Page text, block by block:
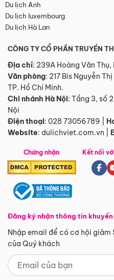
Du lịch Anh
Du lịch luxembourg
Du lịch Hà Lan
CÔNG TY CỔ PHẦN TRUYỀN
Địa chỉ: 239A Hoàng Văn Thụ,
Văn phòng: 217 Bis Nguyễn
TP. Hồ Chí Minh.
Chi nhánh Hà Nội: Tầng 3, số
Nội
Điện thoại: 028 73056789
Website: dulichviet.com.vn
Chứng nhận
Đăng ký nhận thông tin khuyến
Nhập email để có cơ hội
của Quý khách
Kết nối